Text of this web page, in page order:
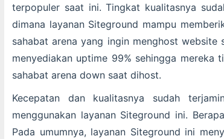
terpopuler saat ini. Tingkat kualitasnya
dimana layanan Siteground mampu
sahabat arena yang ingin menghost website
menyediakan uptime 99% sehingga mereka
sahabat arena down saat dihost.
Kecepatan dan kualitasnya sudah
menggunakan layanan Siteground ini.
Pada umumnya, layanan Siteground ini